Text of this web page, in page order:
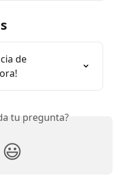
de
tu pregunta?
😃